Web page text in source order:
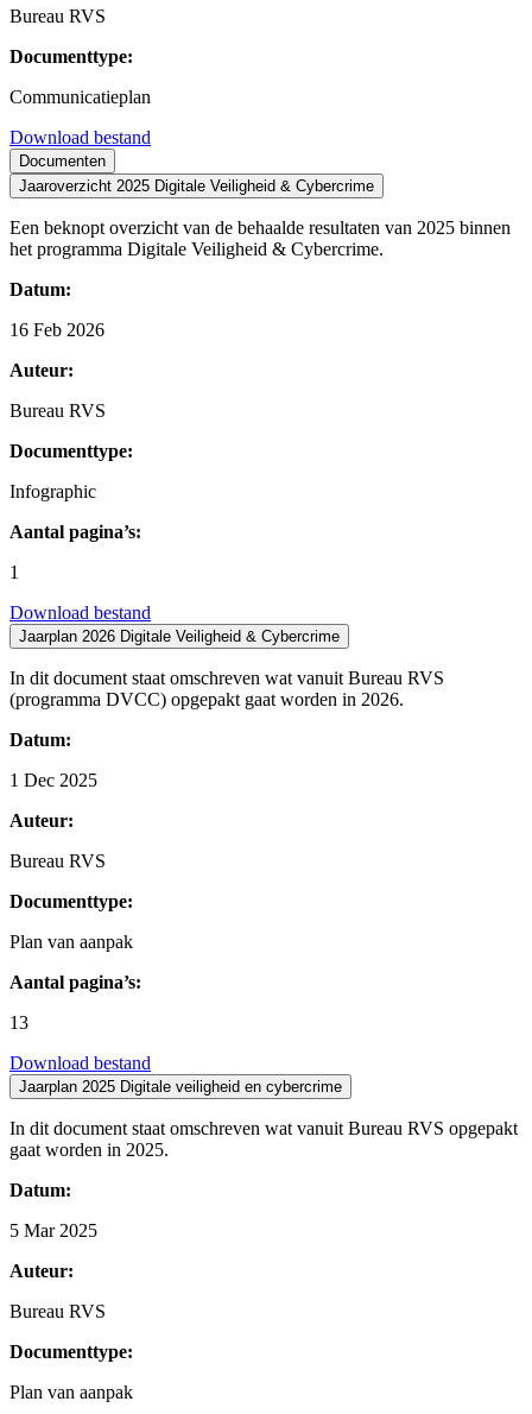
Bureau RVS
Documenttype:
Communicatieplan
Download bestand
Documenten
Jaaroverzicht 2025 Digitale Veiligheid & Cybercrime
Een beknopt overzicht van de behaalde resultaten van 2025 binnen
het programma Digitale Veiligheid & Cybercrime.
Datum:
16 Feb 2026
Auteur:
Bureau RVS
Documenttype:
Infographic
Aantal pagina’s:
1
Download bestand
Jaarplan 2026 Digitale Veiligheid & Cybercrime
In dit document staat omschreven wat vanuit Bureau RVS
(programma DVCC) opgepakt gaat worden in 2026.
Datum:
1 Dec 2025
Auteur:
Bureau RVS
Documenttype:
Plan van aanpak
Aantal pagina’s:
13
Download bestand
Jaarplan 2025 Digitale veiligheid en cybercrime
In dit document staat omschreven wat vanuit Bureau RVS opgepakt
gaat worden in 2025.
Datum:
5 Mar 2025
Auteur:
Bureau RVS
Documenttype:
Plan van aanpak